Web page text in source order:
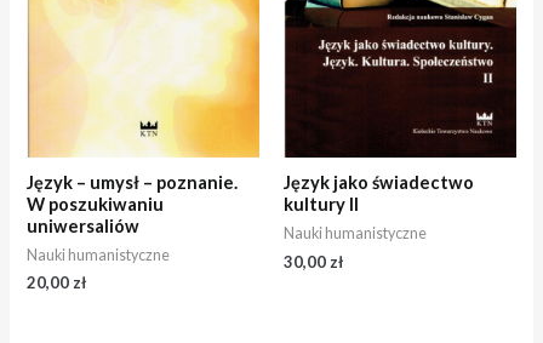
Język – umysł – poznanie.
W poszukiwaniu
uniwersaliów
Nauki humanistyczne
20,00zł
Język jako świadectwo
kultury II
Nauki humanistyczne
30,00 zł